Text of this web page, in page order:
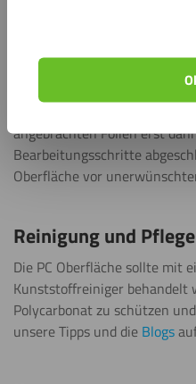
Die von Ihnen bestellten
uns mit großer Sorgfalt
angebrachten Folien erst
Bearbeitungsschritte
Oberfläche vor
Reinigung und Pflege
Die PC Oberfläche sollte mit
Kunststoffreiniger behandelt
Polycarbonat zu schützen
unsere Tipps und die Blogs